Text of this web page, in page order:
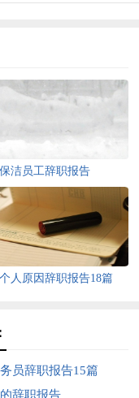
保洁员工辞职报告
人原因辞职报告18篇
员辞职报告15篇
辞职报告